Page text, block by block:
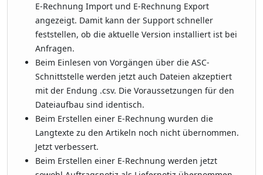
E-Rechnung Import und E-Rechnung Export
angezeigt. Damit kann der Support schneller
feststellen, ob die aktuelle Version installiert ist bei
Anfragen.
Beim Einlesen von Vorgängen über die ASC-
Schnittstelle werden jetzt auch Dateien akzeptiert
mit der Endung .csv. Die Voraussetzungen für den
Dateiaufbau sind identisch.
Beim Erstellen einer E-Rechnung wurden die
Langtexte zu den Artikeln noch nicht übernommen.
Jetzt verbessert.
Beim Erstellen einer E-Rechnung werden jetzt